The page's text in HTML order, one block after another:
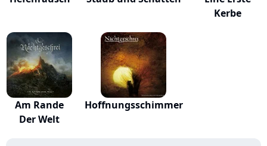
Kerbe
Am Rande
Der Welt
Hoffnungsschimmer